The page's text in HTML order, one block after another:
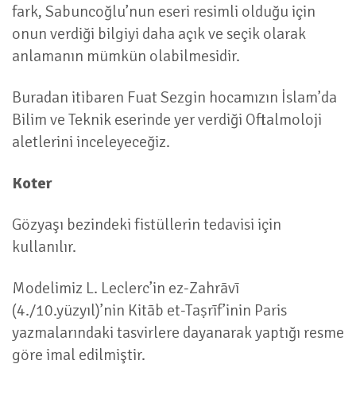
fark, Sabuncoğlu’nun eseri resimli olduğu için
onun verdiği bilgiyi daha açık ve seçik olarak
anlamanın mümkün olabilmesidir.
Buradan itibaren Fuat Sezgin hocamızın İslam’da
Bilim ve Teknik eserinde yer verdiği Oftalmoloji
aletlerini inceleyeceğiz.
Koter
Gözyaşı bezindeki fistüllerin tedavisi için
kullanılır.
Modelimiz L. Leclerc’in ez-Zahrāvī
(4./10.yüzyıl)’nin Kitāb et-Taṣrīf’inin Paris
yazmalarındaki tasvirlere dayanarak yaptığı resme
göre imal edilmiştir.